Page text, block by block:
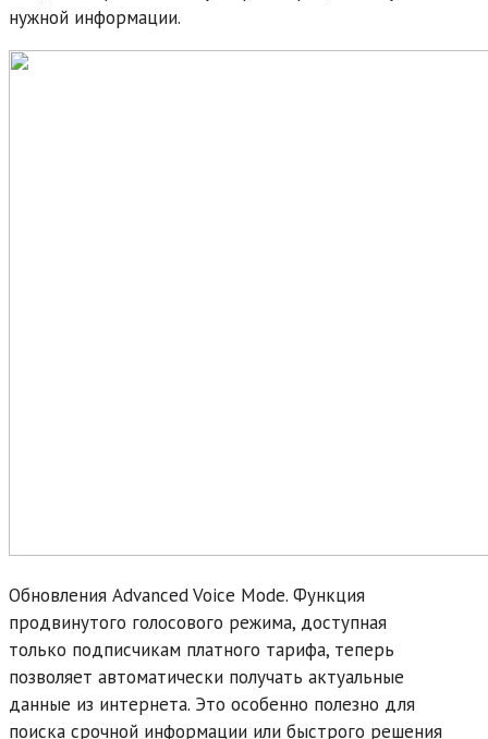
нужной информации.
Обновления Advanced Voice Mode. Функция
продвинутого голосового режима, доступная
только подписчикам платного тарифа, теперь
позволяет автоматически получать актуальные
данные из интернета. Это особенно полезно для
поиска срочной информации или быстрого решения